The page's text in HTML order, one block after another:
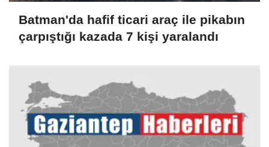
Batman'da hafif ticari araç ile pikabın
çarpıştığı kazada 7 kişi yaralandı